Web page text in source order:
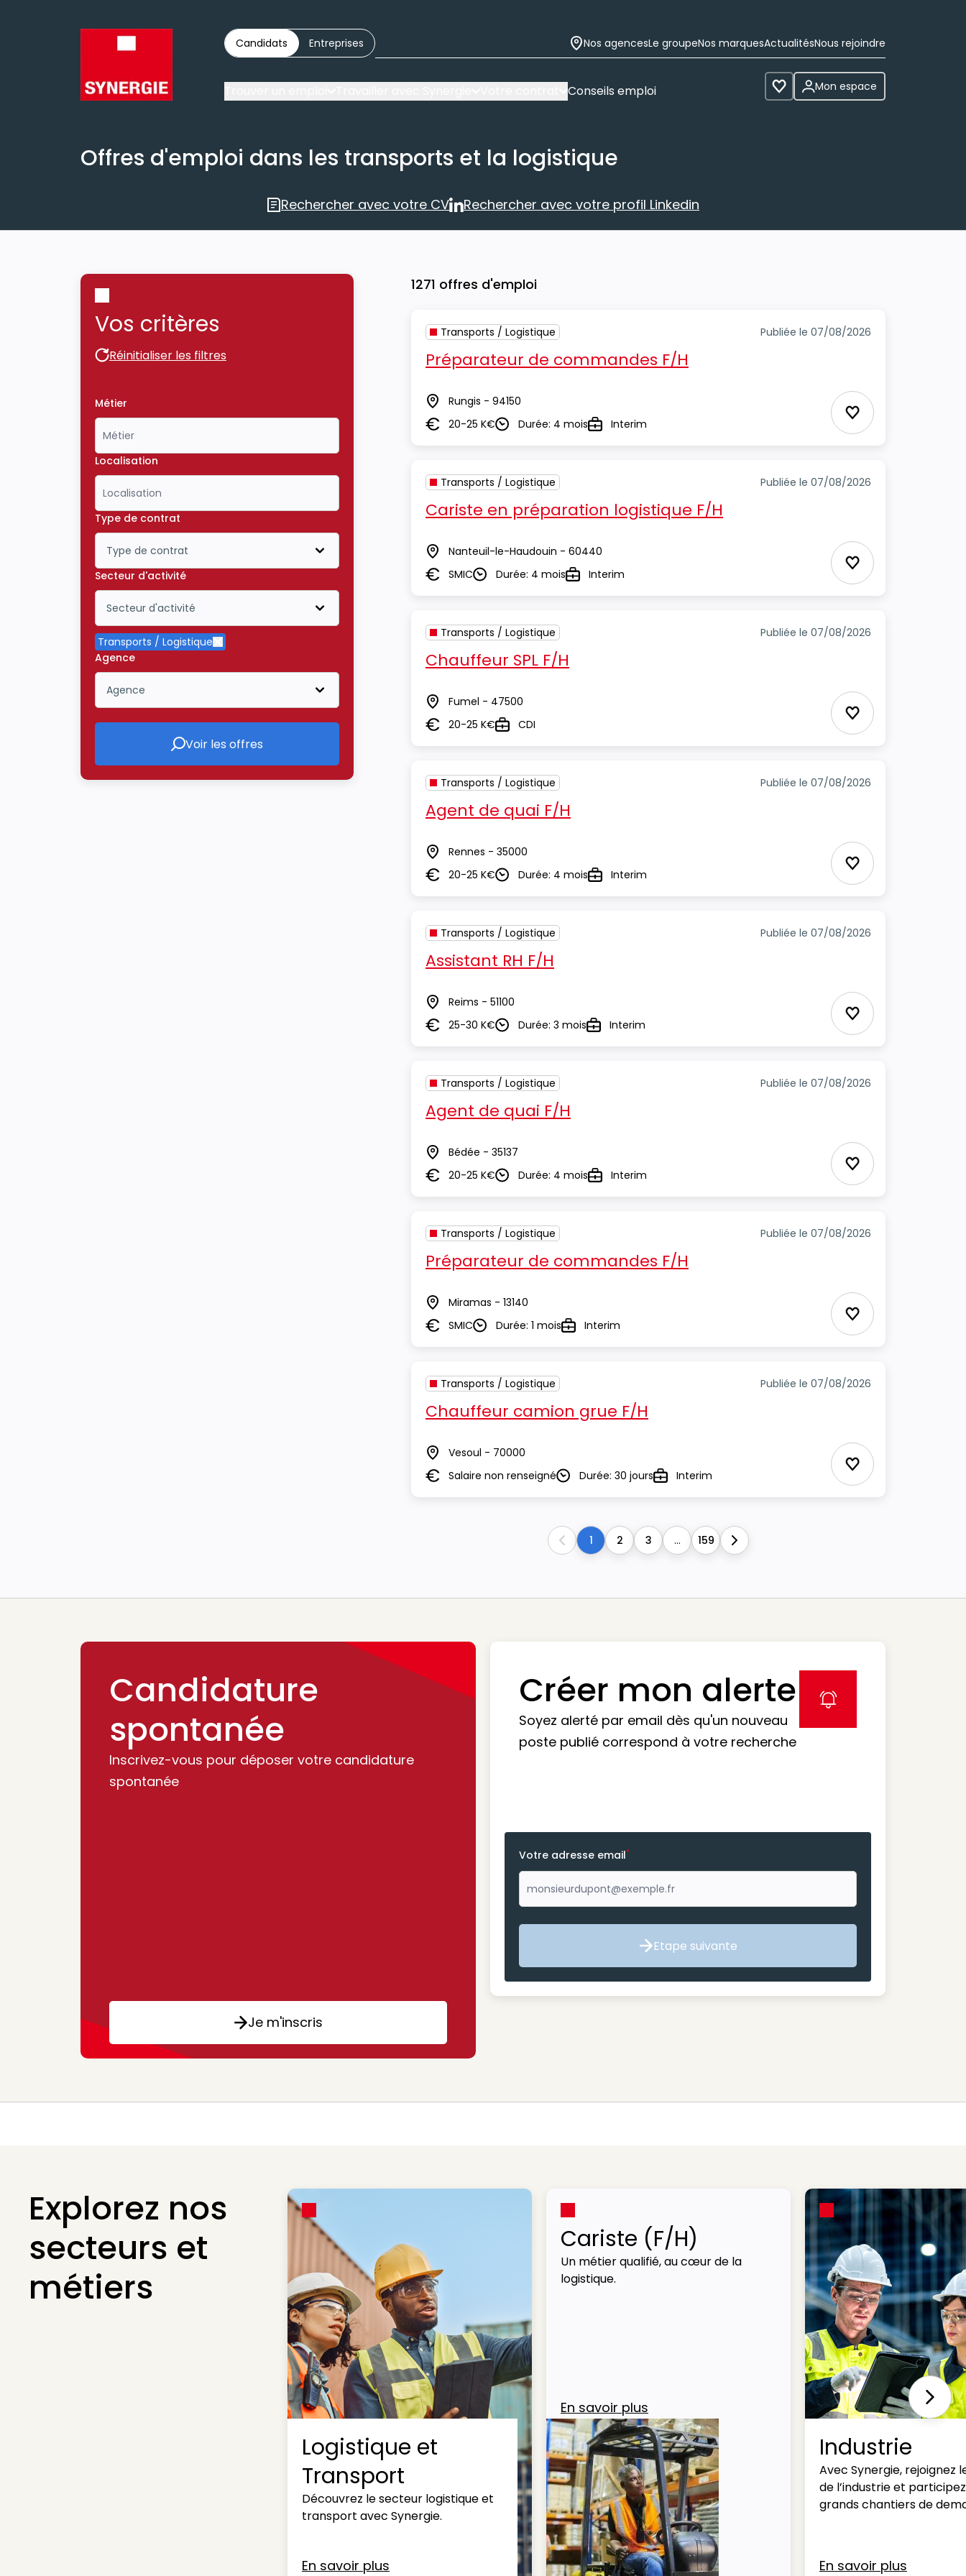
Candidats Entreprises Nos agencesLe groupeNos marquesActualitésNous rejoindre
Conseils emploi Voir les favoris
Mon espace
Offres d'emploi dans les transports et la logistique
Rechercher avec votre CV
Rechercher avec votre CV
Rechercher avec votre profil Linkedin
Rechercher avec votre profil Linkedin
Vos critères
Réinitialiser les filtres
Réinitialiser les filtres
Métier
Localisation
Type de contrat
Type de contrat
Icône ouvrir la liste déroulante
Secteur d'activité
Secteur d'activité
Icône ouvrir la liste déroulante
Transports / Logistique
Supprimer le critère Transports / Logistique
Agence
Agence
Icône ouvrir la liste déroulante
Voir les offres
Voir les offres
1271 offres d'emploi
Transports / Logistique Publiée le 07/08/2026
Préparateur de commandes F/H
Lieu Rungis - 94150
Salaire20-25 K€DuréeDurée: 4 moisTypeInterim Ajouter aux
Transports / Logistique Publiée le 07/08/2026
Cariste en préparation logistique F/H
Lieu Nanteuil-le-Haudouin - 60440
Salaire
SMICDuréeDurée: 4 moisTypeInterim Ajouter aux
Transports / Logistique Publiée le 07/08/2026
Chauffeur SPL F/H
Lieu Fumel - 47500
Salaire20-25 K€TypeCDI Ajouter aux
Transports / Logistique Publiée le 07/08/2026
Agent de quai F/H
Lieu Rennes - 35000
Salaire20-25 K€DuréeDurée: 4 moisTypeInterim Ajouter aux
Transports / Logistique Publiée le 07/08/2026
Assistant RH F/H
Lieu Reims - 51100
Salaire25-30 K€DuréeDurée: 3 moisTypeInterim Ajouter aux
Transports / Logistique Publiée le 07/08/2026
Agent de quai F/H
Lieu Bédée - 35137
Salaire20-25 K€DuréeDurée: 4 moisTypeInterim Ajouter aux
Transports / Logistique Publiée le 07/08/2026
Préparateur de commandes F/H
Lieu Miramas - 13140
Salaire
SMICDuréeDurée: 1 moisTypeInterim Ajouter aux
Transports / Logistique Publiée le 07/08/2026
Chauffeur camion grue F/H
Lieu Vesoul - 70000
SalaireSalaire non renseignéDuréeDurée: 30 joursTypeInterim Ajouter aux
Previous
1 2 3 ... 159 Next
Candidature
spontanée
Inscrivez-vous pour déposer votre candidature
spontanée
Je m'inscris
Créer mon alerte
Soyez alerté par email dès qu'un nouveau
poste publié correspond à votre recherche
label icon
Votre adresse email*
Etape suivante
Etape suivante
Explorez nos
secteurs et
métiers
Logistique et
Transport
Découvrez le secteur logistique et
transport avec Synergie.
En savoir plus
Cariste (F/H)
Un métier qualifié, au cœur de la
logistique.
En savoir plus
Industrie
Avec Synergie, rejoignez
de l’industrie et
grands chantiers de
En savoir plus
Next